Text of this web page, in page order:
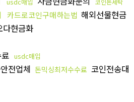
카드로코인구매하는법 해외선물현금
다현금화
usdc매입
전업체 돈믹싱최저수수료 코인전송대